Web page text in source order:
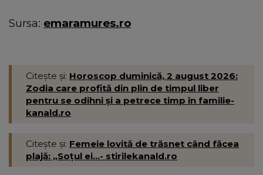
Sursa: emaramures.ro
Citește și: Horoscop duminică, 2 august 2026:
Zodia care profită din plin de timpul liber
pentru se odihni și a petrece timp în familie-
kanald.ro
Citește și: Femeie lovită de trăsnet când făcea
plajă: „Soțul ei...- stirilekanald.ro